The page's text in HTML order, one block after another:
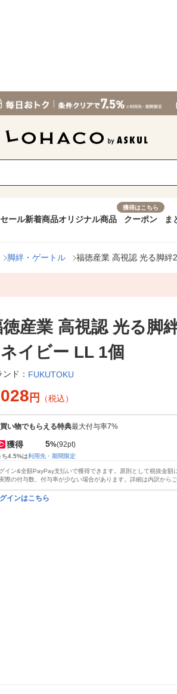
ール新着商品オリジナル商品
獲得はこちら
クーポン ま
脚絆・ゲートル 福徳産業 高視認 光る脚絆
産業 高視認 光る脚
イビー LL 1個
ンド： FUKUTOKU
円 （税込）
い物でもらえる特典最大付与率7%
獲得 5%(92pt)
ち4.5%は利用先・期間限定
イン&全額PayPay支払いで獲得できます。原則として税抜金額
際の付与数、付与率が少ない場合があります。詳細は内訳からご
インはこちら